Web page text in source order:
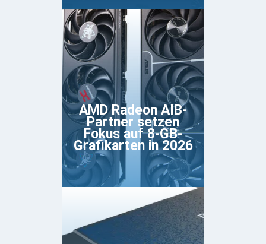
AMD Radeon AIB-
Partner setzen
Fokus auf 8-GB-
Grafikarten in 2026